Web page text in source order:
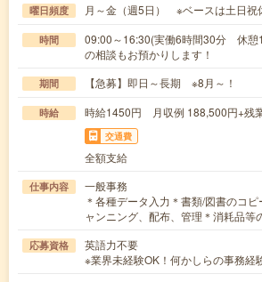
曜日頻度 月～金（週5日） ※ベースは土日祝
時間
09:00～16:30(実働6時間30分 休憩
の相談もお預かりします！
期間 【急募】即日～長期 ※8月～！
時給 時給1450円 月収例 188,500円+残
交通費
全額支給
仕事内容
一般事務
＊各種データ入力＊書類/図書のコ
ャンニング、配布、管理＊消耗品
応募資格
英語力不要
※業界未経験OK！何かしらの事務経